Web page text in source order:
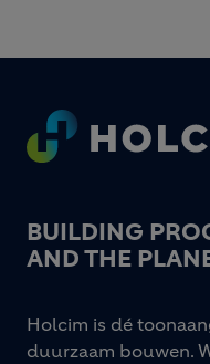
Footer
BUILDING
AND THE
Holcim is dé
duurzaam bouwen.